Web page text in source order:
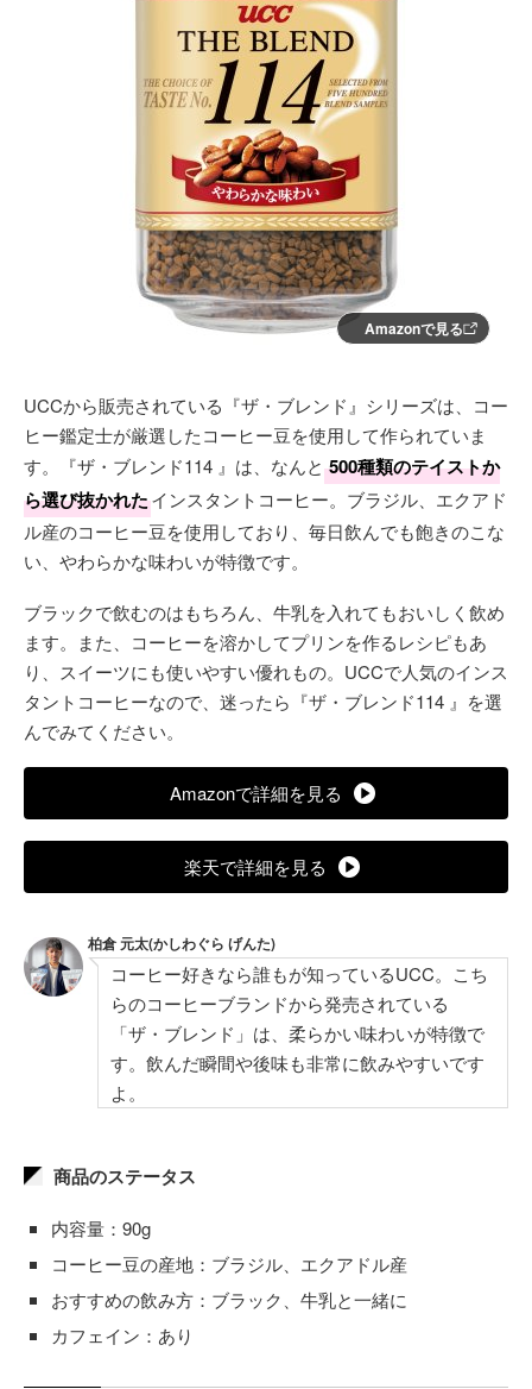
Amazonで見る
UCCから販売されている『ザ・ブレンド』シリーズは、コー
ヒー鑑定士が厳選したコーヒー豆を使用して作られていま
す。『ザ・ブレンド114 』は、なんと 500種類のテイストか
ら選び抜かれたインスタントコーヒー。ブラジル、エクアド
ル産のコーヒー豆を使用しており、毎日飲んでも飽きのこな
い、やわらかな味わいが特徴です。
ブラックで飲むのはもちろん、牛乳を入れてもおいしく飲め
ます。また、コーヒーを溶かしてプリンを作るレシピもあ
り、スイーツにも使いやすい優れもの。UCCで人気のインス
タントコーヒーなので、迷ったら『ザ・ブレンド114 』を選
んでみてください。
Amazonで詳細を見る
楽天で詳細を見る
柏倉 元太(かしわぐら げんた)
コーヒー好きなら誰もが知っているUCC。こち
らのコーヒーブランドから発売されている
「ザ・ブレンド」は、柔らかい味わいが特徴で
す。飲んだ瞬間や後味も非常に飲みやすいです
よ。
商品のステータス
内容量：90g
コーヒー豆の産地：ブラジル、エクアドル産
おすすめの飲み方：ブラック、牛乳と一緒に
カフェイン：あり